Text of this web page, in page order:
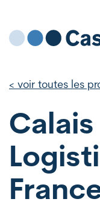
< voir toutes les